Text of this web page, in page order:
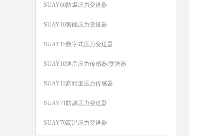
SUAY60防爆压力变送器
SUAY16智能压力变送器
SUAY15数字式压力变送器
SUAY10通用压力传感器/变送器
SUAY12高精度压力传感器
SUAY71防腐压力变送器
SUAY70高温压力变送器